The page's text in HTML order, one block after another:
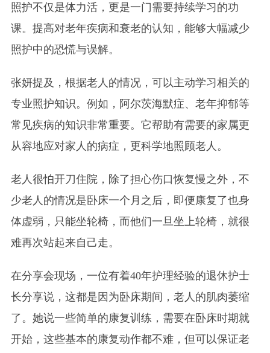
照护不仅是体力活，更是一门需要持续学习的功
课。提高对老年疾病和衰老的认知，能够大幅减少
照护中的恐慌与误解。
张妍提及，根据老人的情况，可以主动学习相关的
专业照护知识。例如，阿尔茨海默症、老年抑郁等
常见疾病的知识非常重要。它帮助有需要的家属更
从容地应对家人的病症，更科学地照顾老人。
老人很怕开刀住院，除了担心伤口恢复慢之外，不
少老人的情况是卧床一个月之后，即便康复了也身
体虚弱，只能坐轮椅，而他们一旦坐上轮椅，就很
难再次站起来自己走。
在分享会现场，一位有着40年护理经验的退休护士
长分享说，这都是因为卧床期间，老人的肌肉萎缩
了。她说一些简单的康复训练，需要在卧床时期就
开始，这些基本的康复动作都不难，但可以保证老